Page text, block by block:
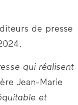
de presse
qui réalisent
Jean-Marie
et